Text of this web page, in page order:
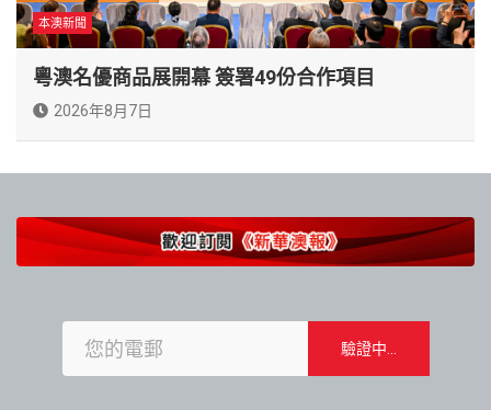
本澳新聞
粵澳名優商品展開幕 簽署49份合作項目
2026年8月7日